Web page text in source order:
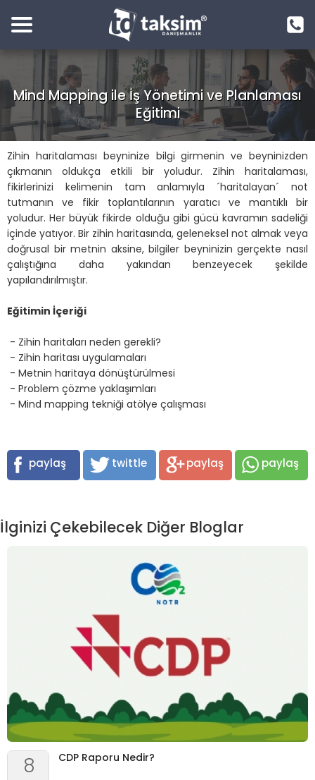
Mind Mapping ile İş Yönetimi ve Planlaması
Eğitimi
Zihin haritalaması beyninize bilgi girmenin ve beyninizden
çıkmanın oldukça etkili bir yoludur. Zihin haritalaması,
fikirlerinizi kelimenin tam anlamıyla ´haritalayan´ not
tutmanın ve fikir toplantılarının yaratıcı ve mantıklı bir
yoludur. Her büyük fikirde olduğu gibi gücü kavramın sadeliği
içinde yatıyor. Bir zihin haritasında, geleneksel not almak veya
doğrusal bir metnin aksine, bilgiler beyninizin gerçekte nasıl
çalıştığına daha yakından benzeyecek şekilde
yapılandırılmıştır.
Eğitimin İçeriği
- Zihin haritaları neden gerekli?
- Zihin haritası uygulamaları
- Metnin haritaya dönüştürülmesi
- Problem çözme yaklaşımları
- Mind mapping tekniği atölye çalışması
paylaş twittle paylaş paylaş
İlginizi Çekebilecek Diğer Bloglar
8 CDP Raporu Nedir?